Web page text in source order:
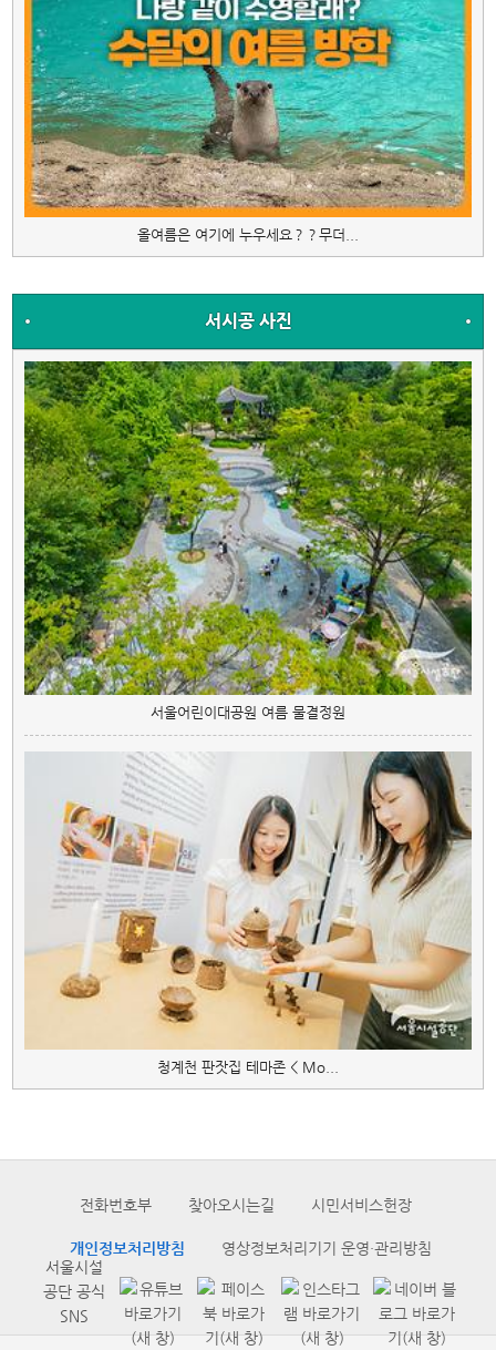
올여름은 여기에 누우세요？？무더...
서시공 사진
서울어린이대공원 여름 물결정원
청계천 판잣집 테마존 < Mo...
전화번호부 찾아오시는길 시민서비스헌장
개인정보처리방침
영상정보처리기기 운영·관리방침
서울시설
공단 공식
SNS